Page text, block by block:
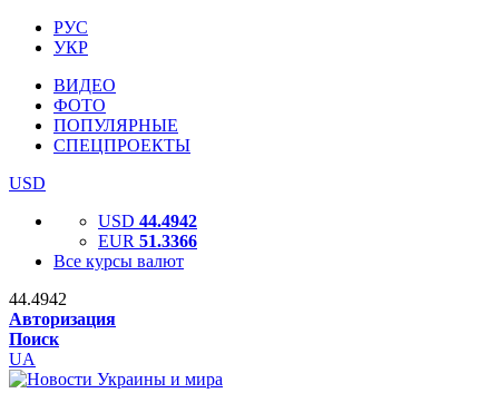
РУС
УКР
ВИДЕО
ФОТО
ПОПУЛЯРНЫЕ
СПЕЦПРОЕКТЫ
USD
USD 44.4942
EUR 51.3366
Все курсы валют
44.4942
Авторизация
Поиск
UA